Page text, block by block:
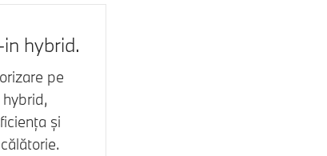
hybrid.
pe
și